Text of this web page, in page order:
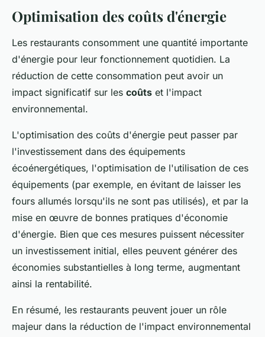
Optimisation des coûts d'énergie
Les restaurants consomment une quantité importante
d'énergie pour leur fonctionnement quotidien. La
réduction de cette consommation peut avoir un
impact significatif sur les coûts et l'impact
environnemental.
L'optimisation des coûts d'énergie peut passer par
l'investissement dans des équipements
écoénergétiques, l'optimisation de l'utilisation de ces
équipements (par exemple, en évitant de laisser les
fours allumés lorsqu'ils ne sont pas utilisés), et par la
mise en œuvre de bonnes pratiques d'économie
d'énergie. Bien que ces mesures puissent nécessiter
un investissement initial, elles peuvent générer des
économies substantielles à long terme, augmentant
ainsi la rentabilité.
En résumé, les restaurants peuvent jouer un rôle
majeur dans la réduction de l'impact environnemental